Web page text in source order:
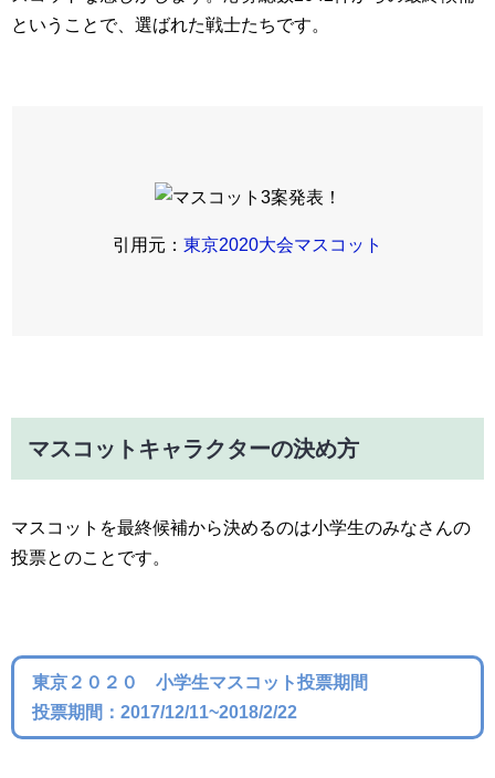
ということで、選ばれた戦士たちです。
引用元： 東京2020大会マスコット
マスコットキャラクターの決め方
マスコットを最終候補から決めるのは小学生のみなさんの
投票とのことです。
東京２０２０ 小学生マスコット投票期間
投票期間：2017/12/11~2018/2/22